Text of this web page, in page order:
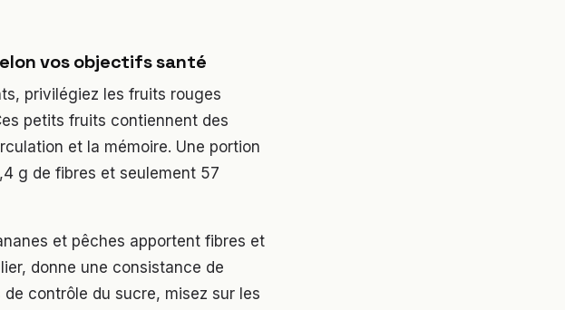
vos objectifs santé
privilégiez les fruits rouges
petits fruits contiennent des
et la mémoire. Une portion
g de fibres et seulement 57
et pêches apportent fibres et
donne une consistance de
contrôle du sucre, misez sur les